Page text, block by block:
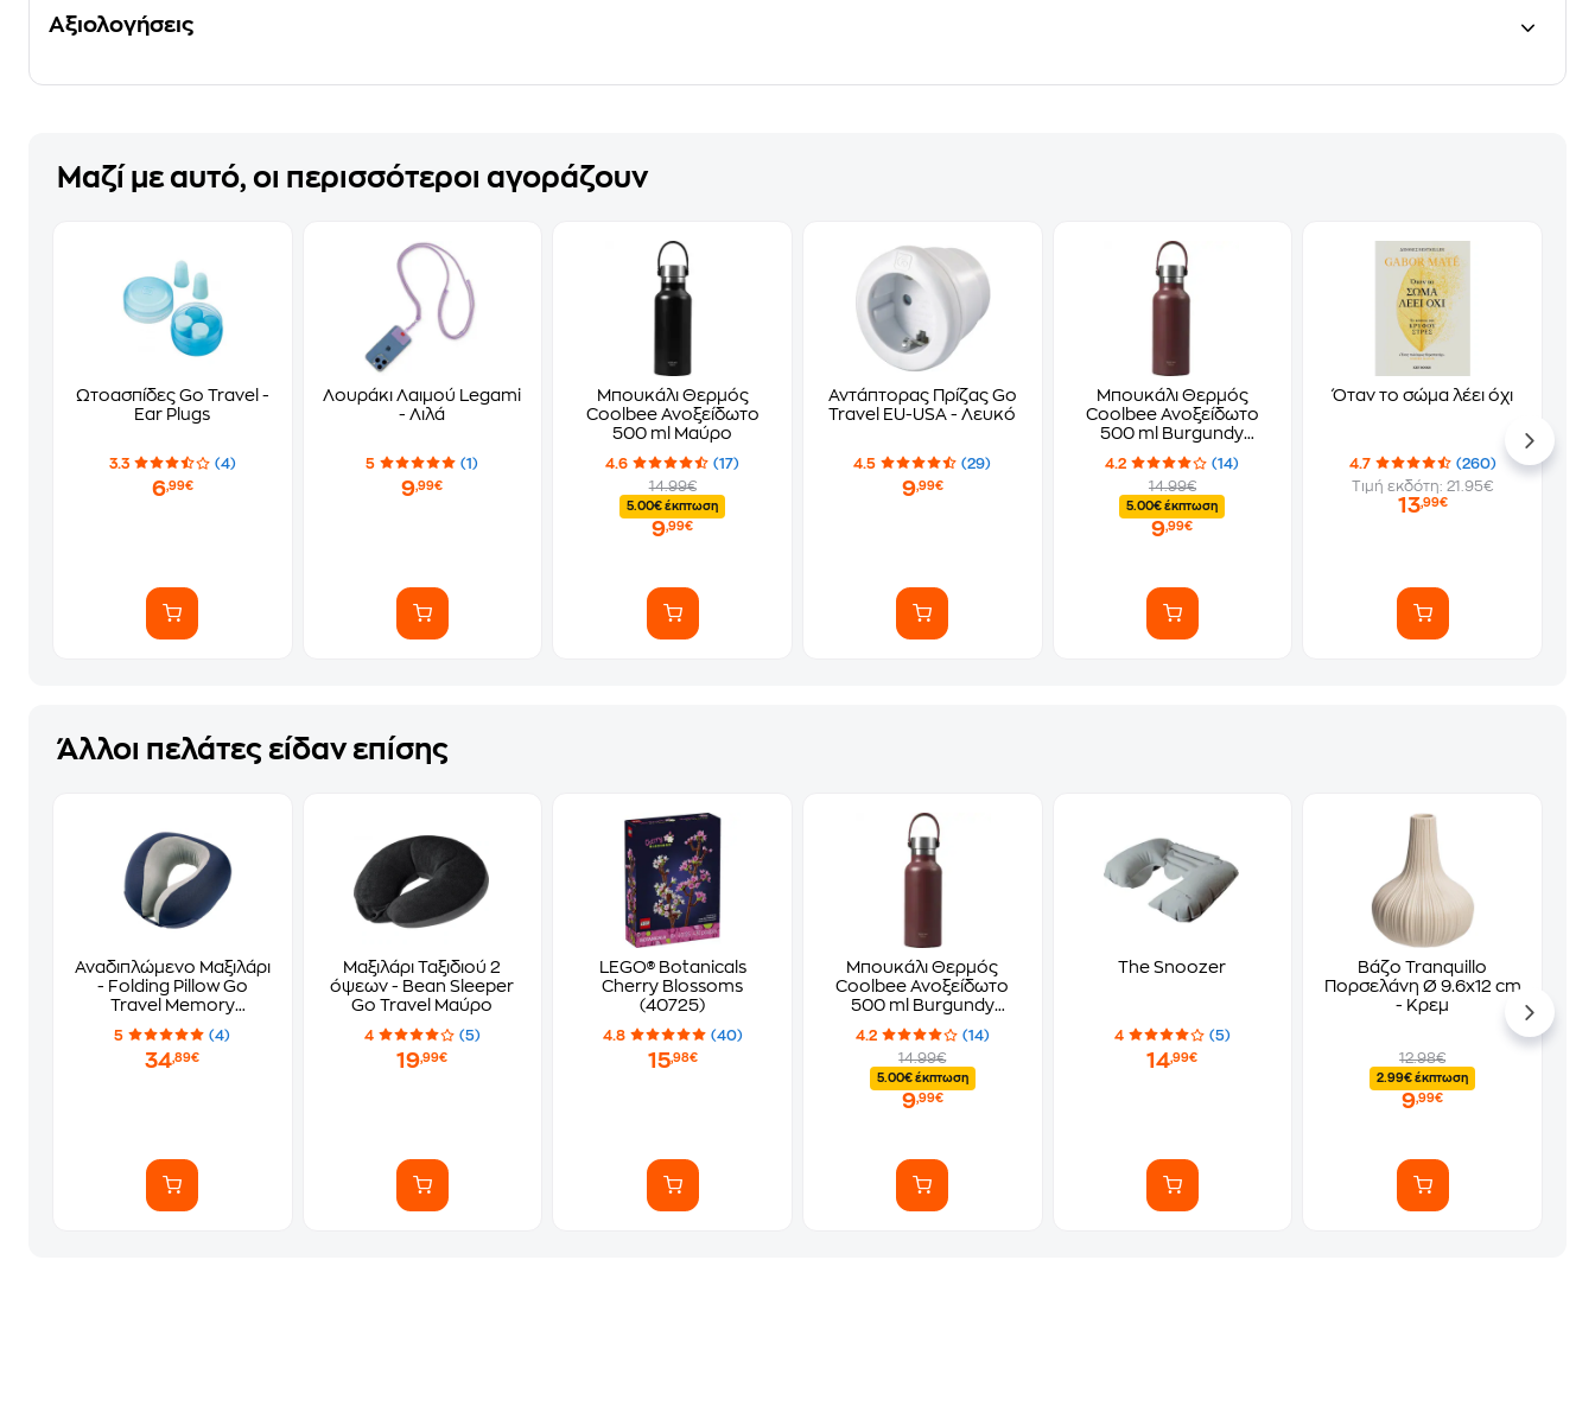
Αξιολογήσεις
Μαζί με αυτό, οι περισσότεροι αγοράζουν
Ωτοασπίδες Go Travel -
Ear Plugs
3.3 (4)
6,99€
Λουράκι Λαιμού Legami
- Λιλά
5 (1)
9,99€
Μπουκάλι Θερμός
Coolbee Ανοξείδωτο
500 ml Μαύρο
4.6
(17)
14.99€
5.00€ έκπτωση
9,99€
Αντάπτορας Πρίζας Go
Travel EU-USA - Λευκό
4.5 (29)
9,99€
Μπουκάλι Θερμός
Coolbee Ανοξείδωτο
500 ml Burgundy
4.2
(14)
14.99€
5.00€ έκπτωση
9,99€
Όταν το σώμα λέει όχι
4.7
(260)
Τιμή εκδότη: 21.95€
13,99€
Άλλοι πελάτες είδαν επίσης
Αναδιπλώμενο Μαξιλάρι
- Folding Pillow Go
Travel Memory
5 (4)
34,89€
Μαξιλάρι Ταξιδιού 2
όψεων - Bean Sleeper
Go Travel Μαύρο
4 (5)
19,99€
LEGO® Botanicals
Cherry Blossoms
(40725)
4.8 (40)
15,98€
Μπουκάλι Θερμός
Coolbee Ανοξείδωτο
500 ml Burgundy
4.2
(14)
14.99€
5.00€ έκπτωση
9,99€
The Snoozer
4 (5)
14,99€
Βάζο Tranquillo
Πορσελάνη Ø 9.6x12 cm
- Κρεμ
12.98€
2.99€ έκπτωση
9,99€